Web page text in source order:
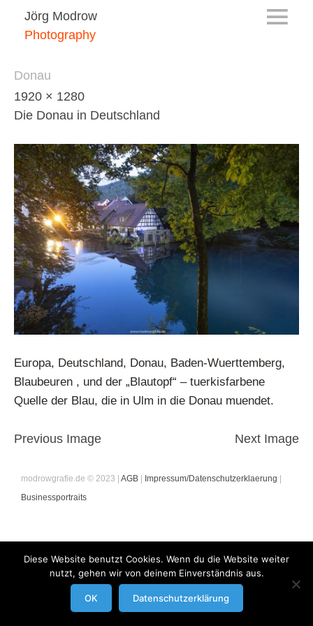
Jörg Modrow
Photography
Donau
1920 × 1280
Die Donau in Deutschland
Europa, Deutschland, Donau, Baden-Wuerttemberg,
Blaubeuren , und der „Blautopf“ – tuerkisfarbene
Quelle der Blau, die in Ulm in die Donau muendet.
Previous Image Next Image
modrowgrafie.de © 2023 | AGB| Impressum/Datenschutzerklaerung
Businessportraits
Diese Website benutzt Cookies. Wenn du die Website weiter
nutzt, gehen wir von deinem Einverständnis aus.
OK Datenschutzerklärung